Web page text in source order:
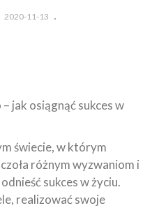
2020-11-13
jak osiągnąć sukces w
świecie, w którym
różnym wyzwaniom i
sukces w życiu.
realizować swoje